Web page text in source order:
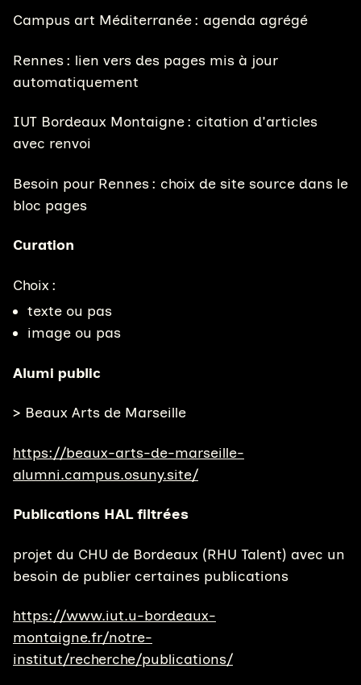
Campus art Méditerranée : agenda agrégé
Rennes : lien vers des pages mis à jour
automatiquement
IUT Bordeaux Montaigne : citation d'articles
avec renvoi
Besoin pour Rennes : choix de site source dans le
bloc pages
Curation
Choix :
texte ou pas
image ou pas
Alumi public
> Beaux Arts de Marseille
https://beaux-arts-de-marseille-
alumni.campus.osuny.site/
Publications HAL filtrées
projet du CHU de Bordeaux (RHU Talent) avec un
besoin de publier certaines publications
https://www.iut.u-bordeaux-
montaigne.fr/notre-
institut/recherche/publications/